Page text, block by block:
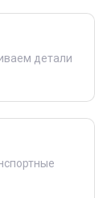
детали